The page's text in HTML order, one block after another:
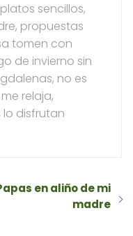
sencillos,
propuestas
tomen con
de invierno sin
no es
relaja,
lo disfrutan
en aliño de mi
madre